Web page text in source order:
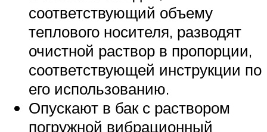
соответствующий объему
теплового носителя, разводят
очистной раствор в пропорции,
соответствующей инструкции по
его использованию.
Опускают в бак с раствором
погружной вибрационный